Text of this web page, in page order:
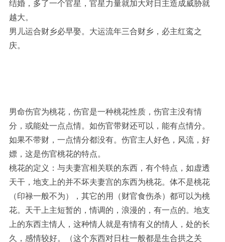
结婚，多了一个官星，官星力量就加大对日主造成威胁就
越大。
男儿运合财乡必早娶。大运流年三合财乡，必主红鸾之
庆。
男命伤官为桃花，伤官是一种桃花性质，伤官主没有情
分，或能处一点点情。如伤官带财还可以，能有点情分。
如果不带财，一点情分都没有。伤官主人好色，风流，好
嫖，这是伤官桃花的特点。
桃花的定义：与夫妻宫相关联的东西，有个特点，如虚透
天干，地支上的并不坏夫妻宫的东西为桃花。体不是桃花
（印禄一般不为），其它的用（财官食伤杀）都可以为桃
花。天干上主短暂的，情调的，浪漫的，有一点的。地支
上的东西主情人，这种情人就是有情有义的情人，处的长
久，感情较好。（这个东西对日柱一般都是生合拱之关